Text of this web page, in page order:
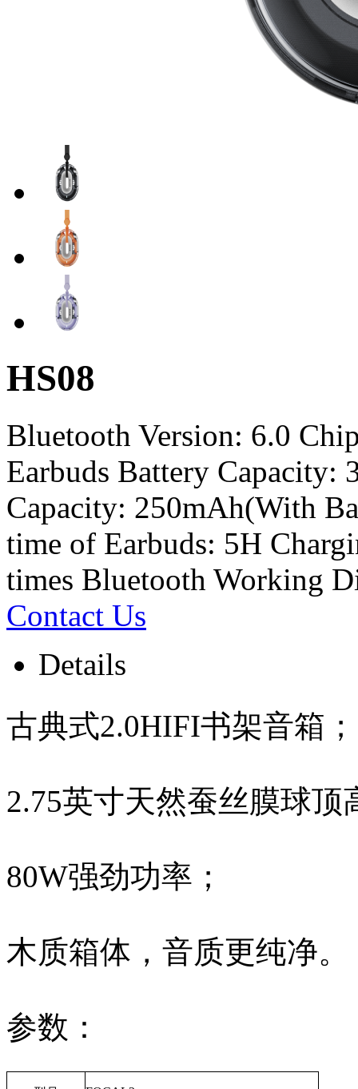
HS08
Bluetooth Version: 6.0
Earbuds Battery Capacity:
Capacity: 250mAh(With
time of Earbuds: 5H
times Bluetooth Working
Contact Us
Details
古典式2.0HIFI书架音箱；
2.75英寸天然蚕丝膜球顶
80W强劲功率；
木质箱体，音质更纯净。
参数：